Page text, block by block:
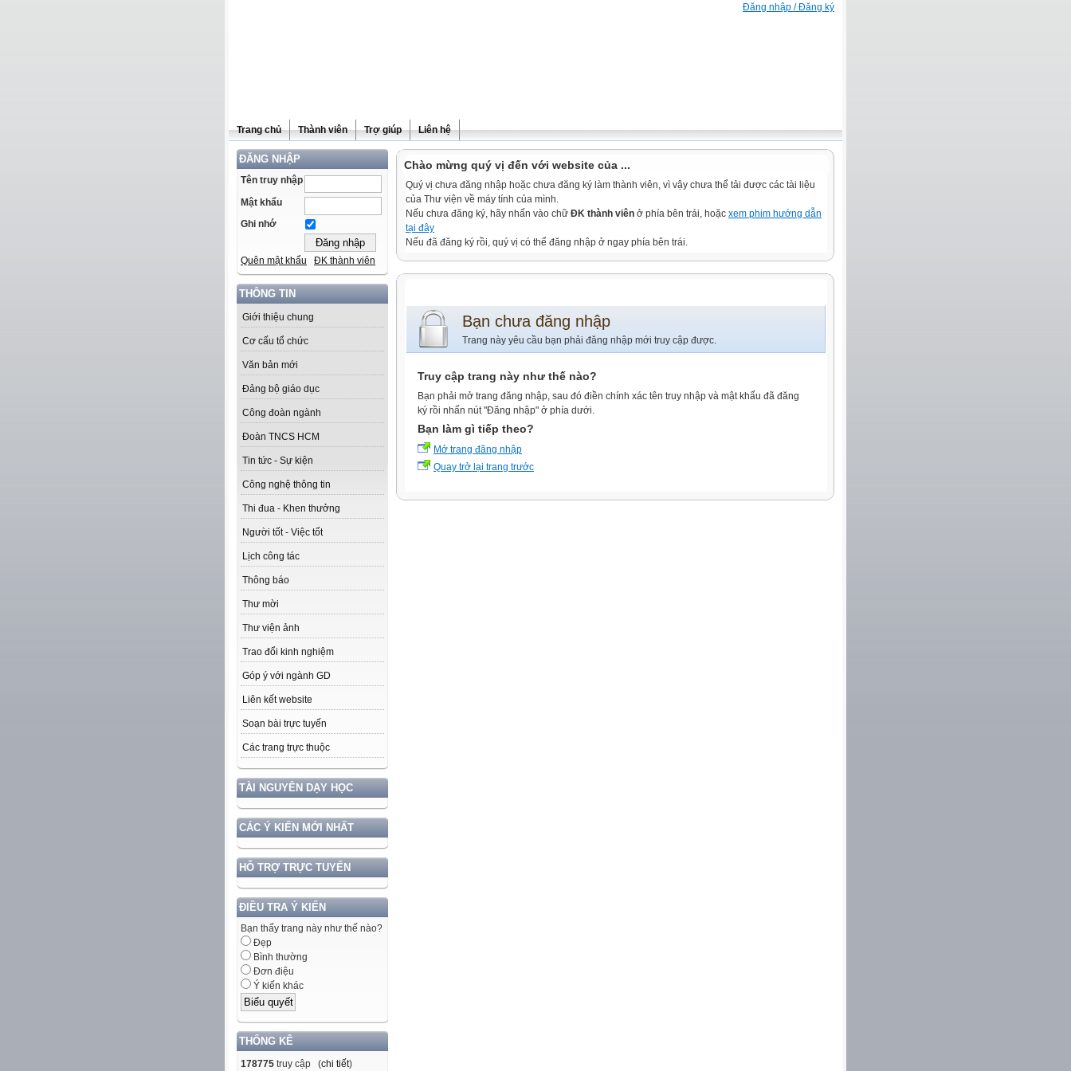
Đăng nhập / Đăng ký
Trang chủ Thành viên Trợ giúp Liên hệ
ĐĂNG NHẬP
Tên truy nhập
Mật khẩu
Ghi nhớ
Quên mật khẩu ĐK thành viên
THÔNG TIN
Giới thiệu chung
Cơ cấu tổ chức
Văn bản mới
Đảng bộ giáo dục
Công đoàn ngành
Đoàn TNCS HCM
Tin tức - Sự kiện
Công nghệ thông tin
Thi đua - Khen thưởng
Người tốt - Việc tốt
Lịch công tác
Thông báo
Thư mời
Thư viện ảnh
Trao đổi kinh nghiệm
Góp ý với ngành GD
Liên kết website
Soạn bài trực tuyến
Các trang trực thuộc
TÀI NGUYÊN DẠY HỌC
CÁC Ý KIẾN MỚI NHẤT
HỖ TRỢ TRỰC TUYẾN
ĐIỀU TRA Ý KIẾN
Bạn thấy trang này như thế nào?
Đẹp
Bình thường
Đơn điệu
Ý kiến khác
THỐNG KÊ
178775 truy cập (chi tiết)
Chào mừng quý vị đến với website của ...
Quý vị chưa đăng nhập hoặc chưa đăng ký làm thành viên, vì vậy chưa thể tải được các tài liệu
của Thư viện về máy tính của mình.
Nếu chưa đăng ký, hãy nhấn vào chữ ĐK thành viên ở phía bên trái, hoặc xem phim hướng dẫn
tại đây
Nếu đã đăng ký rồi, quý vị có thể đăng nhập ở ngay phía bên trái.
Bạn chưa đăng nhập
Trang này yêu cầu bạn phải đăng nhập mới truy cập được.
Truy cập trang này như thế nào?
Bạn phải mở trang đăng nhập, sau đó điền chính xác tên truy nhập và mật khẩu đã đăng
ký rồi nhấn nút "Đăng nhập" ở phía dưới.
Bạn làm gì tiếp theo?
Mở trang đăng nhập
Quay trở lại trang trước